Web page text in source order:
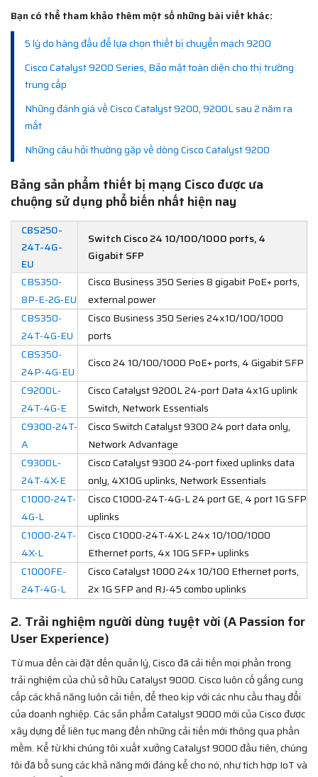
Bạn có thể tham khảo thêm một số những bài viết khác:
5 lý do hàng đầu để lựa chọn thiết bị chuyển mạch 9200
Cisco Catalyst 9200 Series, Bảo mật toàn diện cho thị trường
trung cấp
Những đánh giá về Cisco Catalyst 9200, 9200L sau 2 năm ra
mắt
Những câu hỏi thường gặp về dòng Cisco Catalyst 9200
Bảng sản phẩm thiết bị mạng Cisco được ưa
chuộng sử dụng phổ biến nhất hiện nay
CBS250-
24T-4G-
EU
Switch Cisco 24 10/100/1000 ports, 4
Gigabit SFP
CBS350-
8P-E-2G-EU
Cisco Business 350 Series 8 gigabit PoE+ ports,
external power
CBS350-
24T-4G-EU
Cisco Business 350 Series 24x10/100/1000
ports
CBS350-
24P-4G-EU
Cisco 24 10/100/1000 PoE+ ports, 4 Gigabit SFP
C9200L-
24T-4G-E
Cisco Catalyst 9200L 24-port Data 4x1G uplink
Switch, Network Essentials
C9300-24T-
A
Cisco Switch Catalyst 9300 24 port data only,
Network Advantage
C9300L-
24T-4X-E
Cisco Catalyst 9300 24-port fixed uplinks data
only, 4X10G uplinks, Network Essentials
C1000-24T-
4G-L
Cisco C1000-24T-4G-L 24 port GE, 4 port 1G SFP
uplinks
C1000-24T-
4X-L
Cisco C1000-24T-4X-L 24x 10/100/1000
Ethernet ports, 4x 10G SFP+ uplinks
C1000FE-
24T-4G-L
Cisco Catalyst 1000 24x 10/100 Ethernet ports,
2x 1G SFP and RJ-45 combo uplinks
2. Trải nghiệm người dùng tuyệt vời (A Passion for
User Experience)
Từ mua đến cài đặt đến quản lý, Cisco đã cải tiến mọi phần trong
trải nghiệm của chủ sở hữu Catalyst 9000. Cisco luôn cố gắng cung
cấp các khả năng luôn cải tiến, để theo kịp với các nhu cầu thay đổi
của doanh nghiệp. Các sản phẩm Catalyst 9000 mới của Cisco được
xây dựng để liên tục mang đến những cải tiến mới thông qua phần
mềm. Kể từ khi chúng tôi xuất xưởng Catalyst 9000 đầu tiên, chúng
tôi đã bổ sung các khả năng mới đáng kể cho nó, như tích hợp IoT và